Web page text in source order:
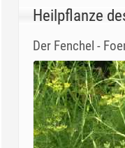
Heilpflanze
Der Fenchel -